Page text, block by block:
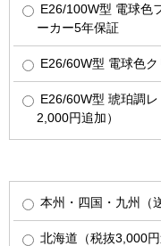
E26/100W型 電球色
ーカー5年保証
E26/60W型 電球色ク
E26/60W型 琥珀調
2,000円追加）
本州・四国・九州（
北海道（税抜3,000円